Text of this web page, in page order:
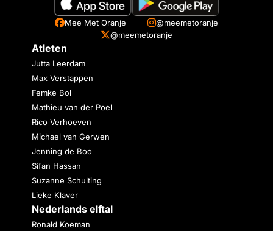
Mee Met Oranje
@meemetoranje
@meemetoranje
Atleten
Jutta Leerdam
Max Verstappen
Femke Bol
Mathieu van der Poel
Rico Verhoeven
Michael van Gerwen
Jenning de Boo
Sifan Hassan
Suzanne Schulting
Lieke Klaver
Nederlands elftal
Ronald Koeman